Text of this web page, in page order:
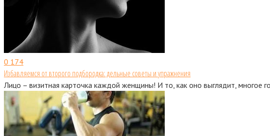
0 174
Избавляемся от второго подбородка: дельные советы и упражнения
Лицо – визитная карточка каждой женщины! И то, как оно выглядит, многое